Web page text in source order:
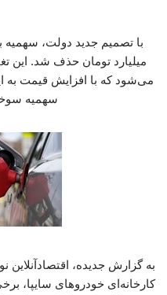
با تصمیم جدید دولت، سهمیه
میلیارد تومان حذف شد. این
می‌شود که با افزایش قیمت به
سهمیه
به گزارش جدیده،
کارخانه‌ای خودروهای سایپا،